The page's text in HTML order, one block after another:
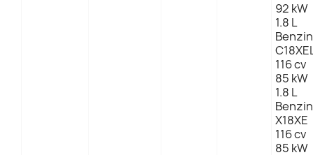
92 kW
1.8 L
116 cv
85 kW
1.8 L
X18XE
116 cv
85 kW